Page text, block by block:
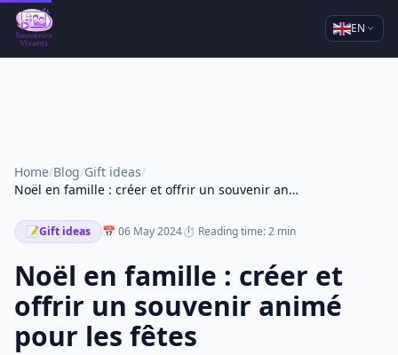
EN
Home/Blog/Gift ideas/
Noël en famille : créer et offrir un souvenir animé pour les fêtes
📝Gift ideas 📅 06 May 2024⏱ Reading time: 2 min
Noël en famille : créer et
offrir un souvenir animé
pour les fêtes